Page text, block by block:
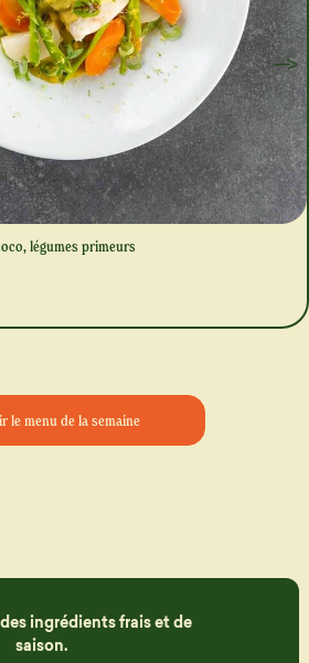
légumes primeurs
le menu de la semaine
ingrédients frais et de
saison.